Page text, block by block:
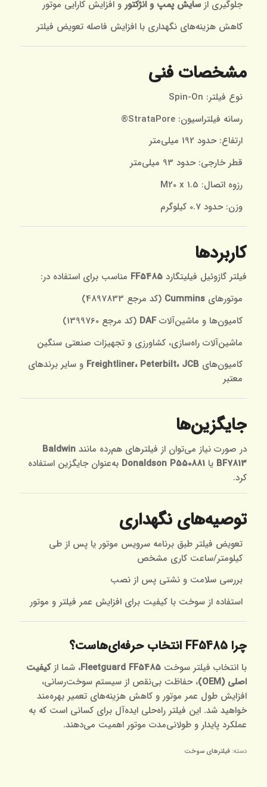
جلوگیری از سایش پمپ و انژکتورو افزایش کارایی موتور
کاهش هزینه‌های نگهداری با افزایش فاصله تعویض فیلتر
مشخصات فنی
نوع فیلتر: Spin-On
رسانه فیلتراسیون: StrataPore®
ارتفاع: حدود 192 میلی‌متر
قطر خارجی: حدود 93 میلی‌متر
رزوه اتصال: M20 x 1.5
وزن: حدود 0.7 کیلوگرم
کاربردها
فیلتر گازوئیل فیلیتگارد FF5485 مناسب برای استفاده در:
موتورهای Cummins (کد مرجع 4897833)
کامیون‌ها و ماشین‌آلاتDAF (کد مرجع 1399760)
ماشین‌آلات راه‌سازی، کشاورزی و تجهیزات صنعتی سنگین
کامیون‌های Freightliner، Peterbilt، JCB و سایر برندهای
معتبر
جایگزین‌ها
در صورت نیاز می‌توان از فیلترهای هم‌رده مانند Baldwin
BF7813 یا Donaldson P550881 به‌عنوان جایگزین استفاده
کرد.
توصیه‌های نگهداری
تعویض فیلتر طبق برنامه سرویس موتور یا پس از طی
کیلومتر/ساعت کاری مشخص
بررسی سلامت و نشتی پس از نصب
استفاده از سوخت با کیفیت برای افزایش عمر فیلتر و موتور
چرا FF5485 انتخاب حرفه‌ای‌هاست؟
با انتخاب فیلتر سوخت Fleetguard FF5485، شما ازکیفیت
اصلی (OEM)
، حفاظت بی‌نقص از سیستم سوخت‌رسانی،
افزایش طول عمر موتور و کاهش هزینه‌های تعمیر بهره‌مند
خواهید شد. این فیلتر راه‌حلی ایده‌آل برای کسانی است که به
عملکرد پایدار و طولانی‌مدت موتور اهمیت می‌دهند.
دسته: فیلترهای سوخت